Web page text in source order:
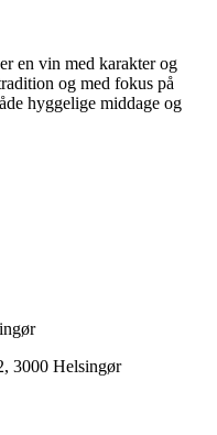
en vin med karakter og
og med fokus på
hyggelige middage og
3000 Helsingør